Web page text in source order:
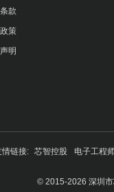
款
策
明
情链接: 芯智控股 电子工程
© 2015-2026 深圳